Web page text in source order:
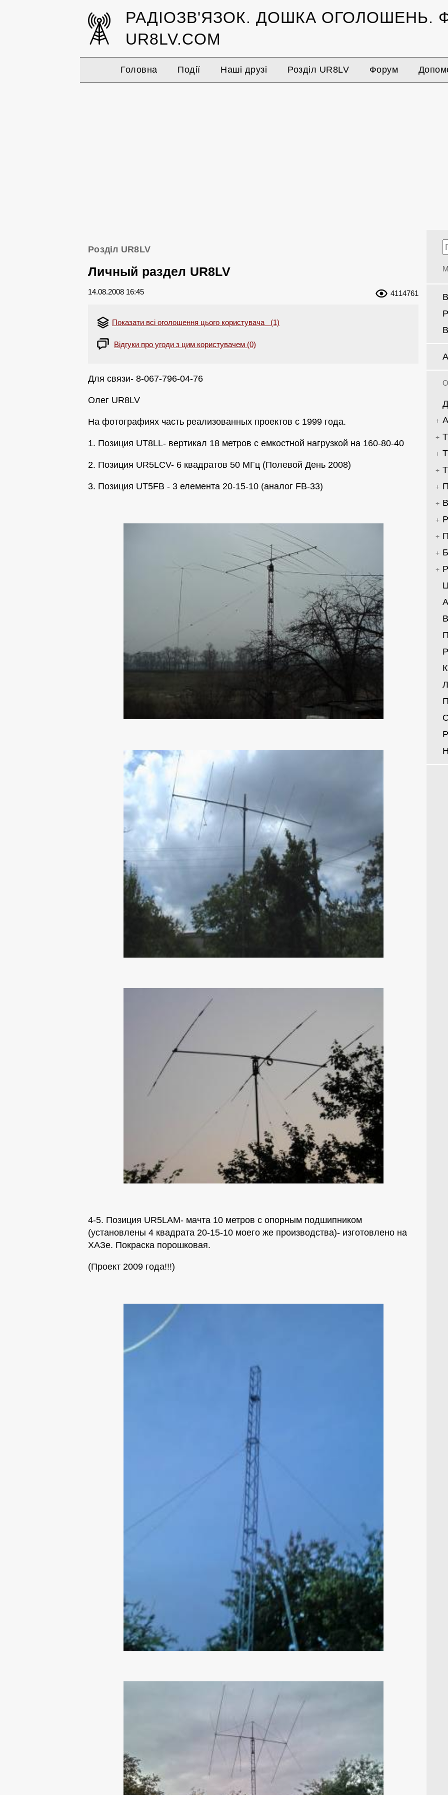
РАДІОЗВ'ЯЗОК. ДОШКА ОГОЛОШЕНЬ.
UR8LV.COM
Головна Події Наші друзі Розділ UR8LV Форум
Розділ UR8LV
Личный раздел UR8LV
14.08.2008 16:45 4114761
Показати всі оголошення цього користувача (1)
Відгуки про угоди з цим користувачем (0)
Для связи- 8-067-796-04-76
Олег UR8LV
На фотографиях часть реализованных проектов с 1999 года.
1. Позиция UT8LL- вертикал 18 метров с емкостной нагрузкой на 160-80-40
2. Позиция UR5LCV- 6 квадратов 50 МГц (Полевой День 2008)
3. Позиция UT5FB - 3 елемента 20-15-10 (аналог FB-33)
4-5. Позиция UR5LAM- мачта 10 метров с опорным подшипником
(установлены 4 квадрата 20-15-10 моего же производства)- изготовлено на
ХАЗе. Покраска порошковая.
(Проект 2009 года!!!)